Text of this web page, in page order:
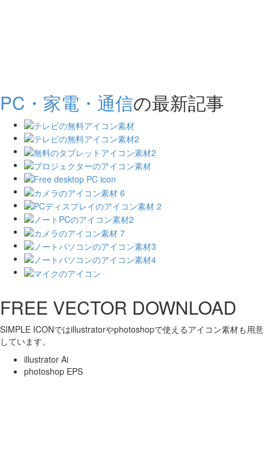
PC・家電・通信の最新記事
FREE VECTOR DOWNLOAD
SIMPLE ICONではillustratorやphotoshopで使えるアイコン素材も用意
しています。
illustrator Ai
photoshop EPS